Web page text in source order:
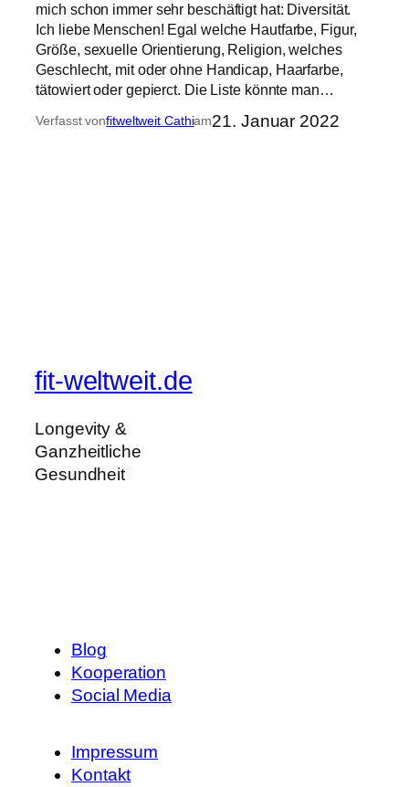
mich schon immer sehr beschäftigt hat: Diversität.
Ich liebe Menschen! Egal welche Hautfarbe, Figur,
Größe, sexuelle Orientierung, Religion, welches
Geschlecht, mit oder ohne Handicap, Haarfarbe,
tätowiert oder gepierct. Die Liste könnte man…
Verfasst vonfitweltweit Cathiam21. Januar 2022
fit-weltweit.de
Longevity &
Ganzheitliche
Gesundheit
Blog
Kooperation
Social Media
Impressum
Kontakt